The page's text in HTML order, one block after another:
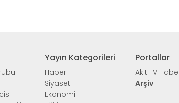
Yayın Kategorileri
Haber
Siyaset
Ekonomi
Portallar
Akit TV
Arşiv